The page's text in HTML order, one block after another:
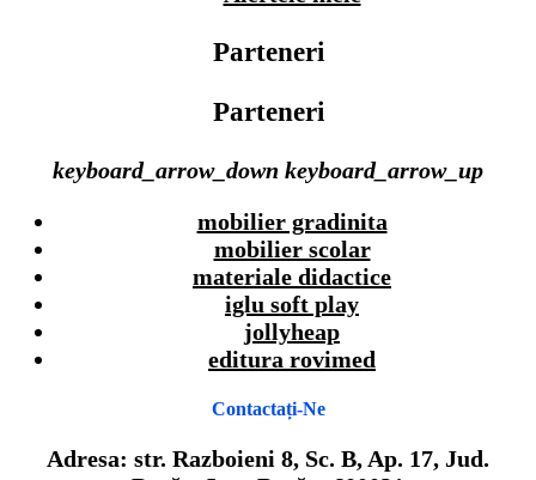
Parteneri
Parteneri
keyboard_arrow_down keyboard_arrow_up
mobilier gradinita
mobilier scolar
materiale didactice
iglu soft play
jollyheap
editura rovimed
Contactați-Ne
Adresa: str. Razboieni 8, Sc. B, Ap. 17, Jud.